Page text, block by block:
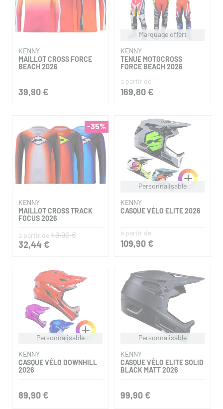
KENNY
MAILLOT CROSS FORCE
BEACH 2026
39,90 €
Marquage offert
KENNY
TENUE MOTOCROSS
FORCE BEACH 2026
à partir de
169,80 €
-35%
KENNY
MAILLOT CROSS TRACK
FOCUS 2026
à partir de49,90 €
32,44 €
Personnalisable
KENNY
CASQUE VÉLO ELITE 2026
à partir de
109,90 €
Personnalisable
KENNY
CASQUE VÉLO DOWNHILL
2026
89,90 €
Personnalisable
KENNY
CASQUE VÉLO ELITE SOLID
BLACK MATT 2026
99,90 €